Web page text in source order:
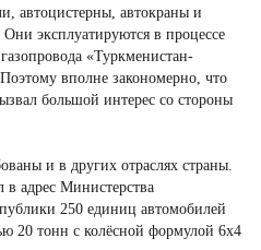
автоцистерны, автокраны и
эксплуатируются в процессе
«Туркменистан-
вполне закономерно, что
большой интерес со стороны
и в других отраслях страны.
адрес Министерства
250 единиц автомобилей
20 тонн с колёсной формулой 6х4